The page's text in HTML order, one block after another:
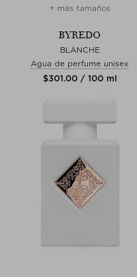
+ más tamaños
BYREDO
BLANCHE
Agua de perfume unisex
$‌301.00 / 100 ml